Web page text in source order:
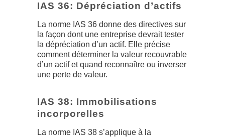
IAS 36: Dépréciation d’actifs
La norme IAS 36 donne des directives sur
la façon dont une entreprise devrait tester
la dépréciation d’un actif. Elle précise
comment déterminer la valeur recouvrable
d’un actif et quand reconnaître ou inverser
une perte de valeur.
IAS 38: Immobilisations
incorporelles
La norme IAS 38 s’applique à la